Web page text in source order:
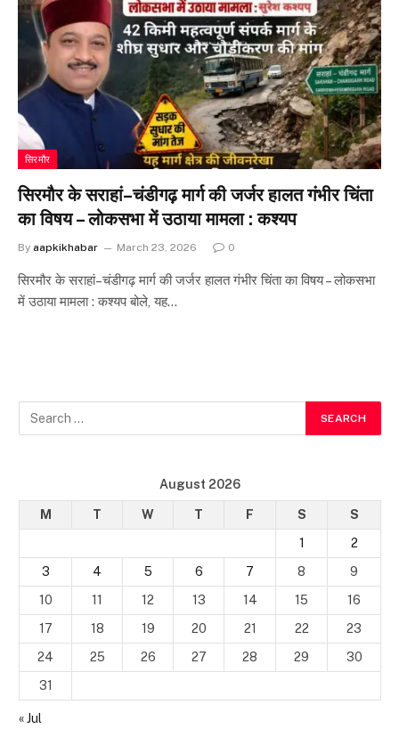
सिरमौर
सिरमौर के सराहां–चंडीगढ़ मार्ग की जर्जर हालत गंभीर चिंता
का विषय – लोकसभा में उठाया मामला : कश्यप
By aapkikhabar March 23, 2026 0
सिरमौर के सराहां–चंडीगढ़ मार्ग की जर्जर हालत गंभीर चिंता का विषय – लोकसभा
में उठाया मामला : कश्यप बोले, यह…
August 2026
M T W T F S
S
1
2
3
4 5 6 7 8
9
10
11 12 13 14 15
16
17
18 19 20 21 22
23
24
25 26 27 28 29
30
31
« Jul